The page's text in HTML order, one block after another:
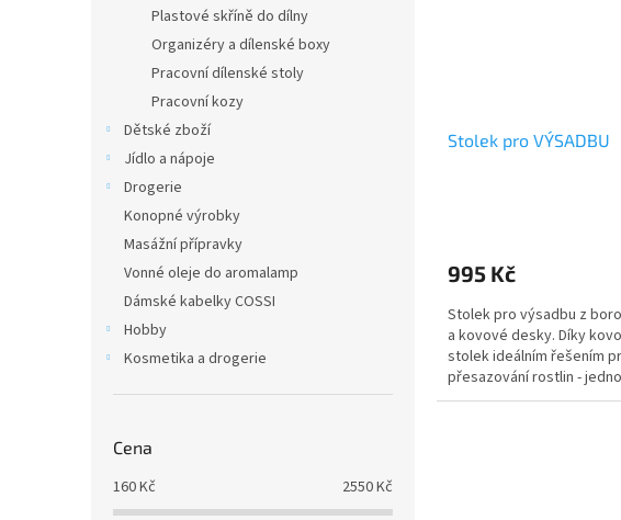
Plastové skříně do dílny
Organizéry a dílenské boxy
Pracovní dílenské stoly
Pracovní kozy
Dětské zboží
Jídlo a nápoje
Drogerie
Konopné výrobky
Masážní přípravky
Vonné oleje do aromalamp
Dámské kabelky COSSI
Hobby
Kosmetika a drogerie
Cena
160Kč 2550Kč
Stolek pro VÝSADBU
995 Kč
Stolek pro výsadbu z
a kovové desky. Díky
stolek ideálním řešením
přesazování rostlin -
stálý materiál.